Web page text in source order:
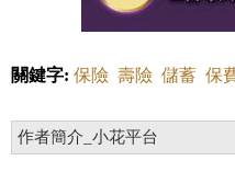
關鍵字: 保險 壽險 儲蓄 保
作者簡介_小花平台